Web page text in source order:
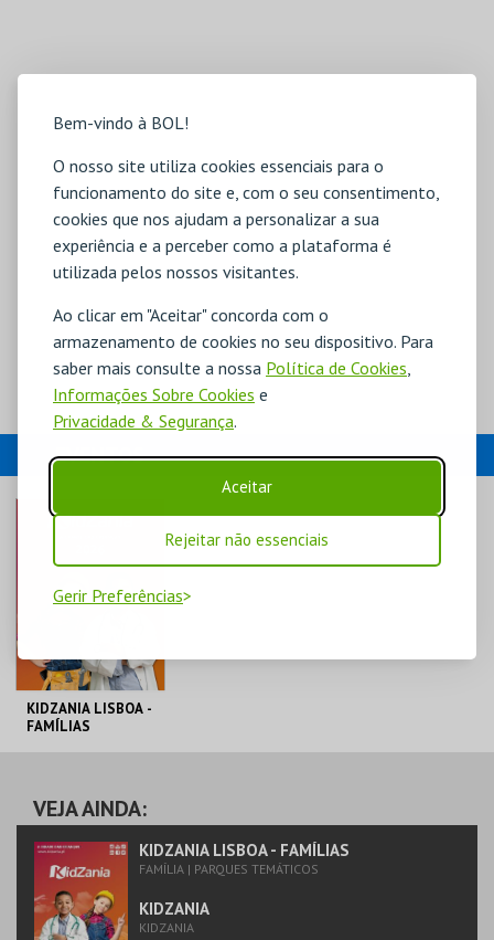
Bem-vindo à BOL!
O nosso site utiliza cookies essenciais para o
funcionamento do site e, com o seu consentimento,
cookies que nos ajudam a personalizar a sua
experiência e a perceber como a plataforma é
utilizada pelos nossos visitantes.
Ao clicar em "Aceitar" concorda com o
armazenamento de cookies no seu dispositivo. Para
saber mais consulte a nossa Política de Cookies,
Informações Sobre Cookies e
Privacidade & Segurança.
Aceitar
Rejeitar não essenciais
Gerir Preferências
EVENTOS
KIDZANIA LISBOA -
FAMÍLIAS
MAIS INFO
COMPRAR
VEJA AINDA:
KIDZANIA LISBOA - FAMÍLIAS
FAMÍLIA | PARQUES TEMÁTICOS
KIDZANIA
KIDZANIA